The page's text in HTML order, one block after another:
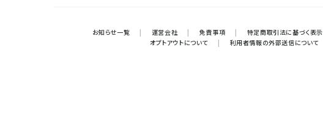
お知らせ一覧 | 運営会社 | 免責事項 | 特定商取引法に基づく表示
オプトアウトについて
| 利用者情報の外部送信について